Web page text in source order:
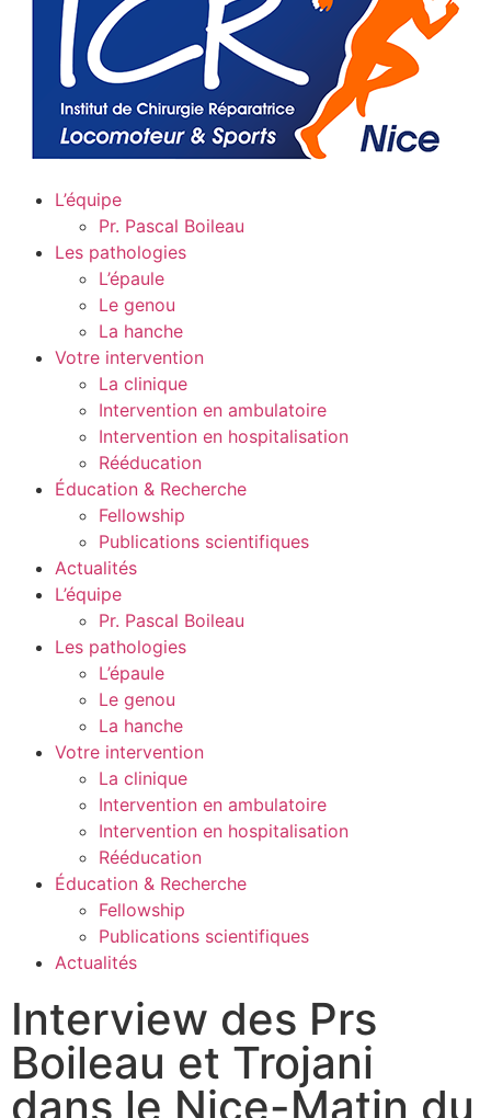
L’équipe
Pr. Pascal Boileau
Les pathologies
L’épaule
Le genou
La hanche
Votre intervention
La clinique
Intervention en ambulatoire
Intervention en hospitalisation
Rééducation
Éducation & Recherche
Fellowship
Publications scientifiques
Actualités
L’équipe
Pr. Pascal Boileau
Les pathologies
L’épaule
Le genou
La hanche
Votre intervention
La clinique
Intervention en ambulatoire
Intervention en hospitalisation
Rééducation
Éducation & Recherche
Fellowship
Publications scientifiques
Actualités
Interview des Prs
Boileau et Trojani
dans le Nice-Matin du